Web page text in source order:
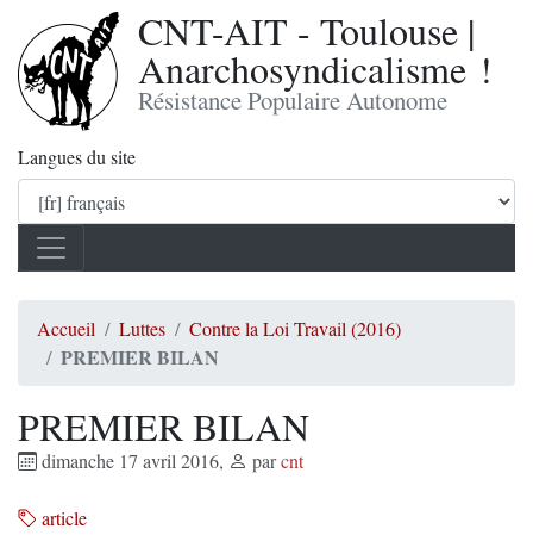
CNT-AIT - Toulouse |
Anarchosyndicalisme !
Résistance Populaire Autonome
Langues du site
Accueil Luttes Contre la Loi Travail (2016)
PREMIER BILAN
PREMIER BILAN
dimanche 17 avril 2016, parcnt
article